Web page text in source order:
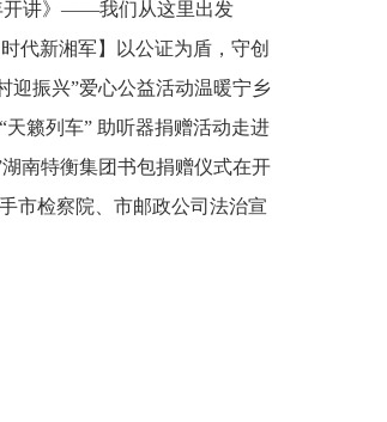
开讲》——我们从这里出发
时代新湘军】以公证为盾，守创
证人为知识产权保护筑牢防线
迎振兴”爱心公益活动温暖宁乡
天籁列车” 助听器捐赠活动走进
湖南特衡集团书包捐赠仪式在开
市检察院、市邮政公司法治宣